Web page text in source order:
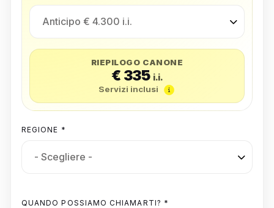
RIEPILOGO CANONE
€ 335 i.i.
Servizi inclusi
REGIONE *
QUANDO POSSIAMO CHIAMARTI? *